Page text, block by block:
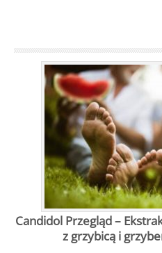
Candidol Przegląd –
z grzybicą i